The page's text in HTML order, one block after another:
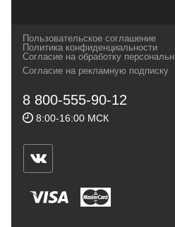
и взыскательных
спортсменов и отдыхающих.
Геннадьевич
ИНН 590300057023 ОГРН
ул.Советская, 25, магазин Басег.
Тел./факс (342) 2101242
Пользовательское соглашение
Политика конфиденциальности
Согласие на обработку
Согласие на рекламную подписку
8 800-555-90-12
8:00-16:00 МСК